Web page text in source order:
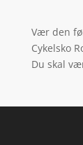
Vær den
Cykelsko
Du skal